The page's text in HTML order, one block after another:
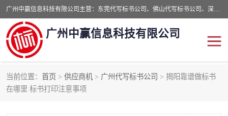
广州中赢信息科技有限公司主营：东莞代写标书公司、佛山代写标书公司、深圳代写标书公司等,食品类标书、工程类类标书,经验丰富的标书制作团队,24小时加急服务,多对一服务。
广州中赢信息科技有限公司
当前位置： 首页 > 供应商机 > 广州代写标书公司 > 揭阳靠谱做标书
在哪里 标书打印注意事项
东莞代写标书公司